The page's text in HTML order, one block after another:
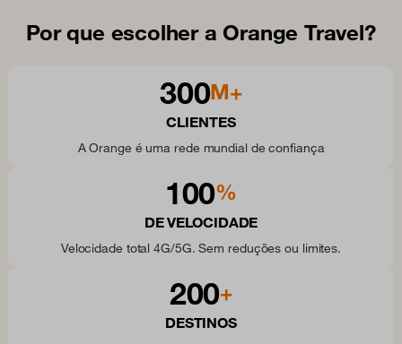
Por que escolher a Orange Travel?
300M+
CLIENTES
A Orange é uma rede mundial de confiança
100%
DE VELOCIDADE
Velocidade total 4G/5G. Sem reduções ou limites.
200+
DESTINOS